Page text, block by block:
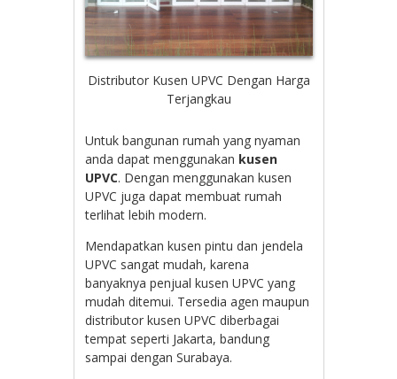
Distributor Kusen UPVC Dengan Harga
Terjangkau
Untuk bangunan rumah yang nyaman
anda dapat menggunakan kusen
UPVC. Dengan menggunakan kusen
UPVC juga dapat membuat rumah
terlihat lebih modern.
Mendapatkan kusen pintu dan jendela
UPVC sangat mudah, karena
banyaknya penjual kusen UPVC yang
mudah ditemui. Tersedia agen maupun
distributor kusen UPVC diberbagai
tempat seperti Jakarta, bandung
sampai dengan Surabaya.